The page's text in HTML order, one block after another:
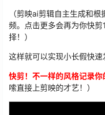
（剪映ai剪辑自主生成和
频。点击更多会再为你快
择！）
这样就可以实现小长假快速
快剪！不一样的风格记录你
嗦直接上剪映的才艺！）